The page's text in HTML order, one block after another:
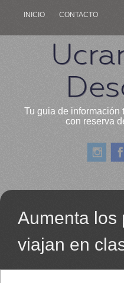
INICIO CONTACTO
Tu guia de información
con reserva
Aumenta los
viajan en